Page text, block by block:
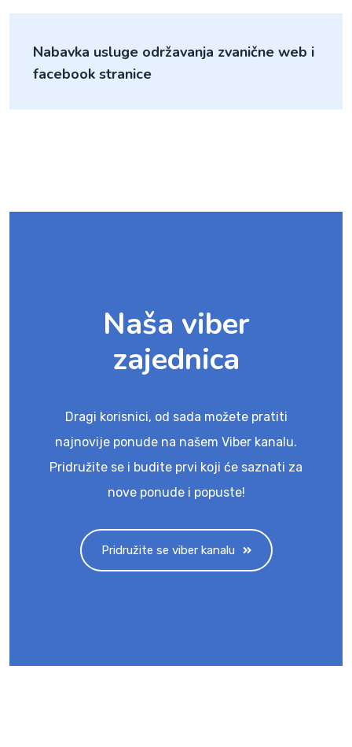
Nabavka usluge održavanja zvanične web i
facebook stranice
Naša viber
zajednica
Dragi korisnici, od sada možete pratiti
najnovije ponude na našem Viber kanalu.
Pridružite se i budite prvi koji će saznati za
nove ponude i popuste!
Pridružite se viber kanalu